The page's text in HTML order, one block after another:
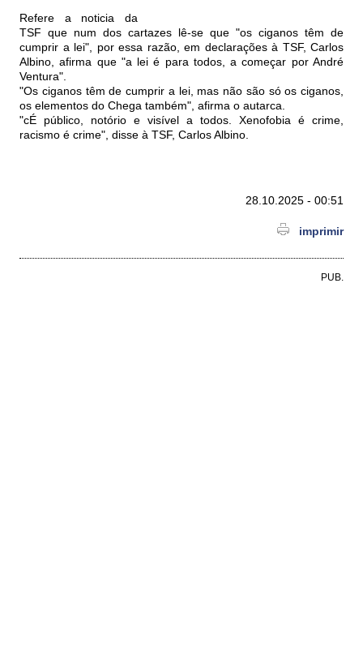
Refere a noticia da
TSF que num dos cartazes lê-se que "os ciganos têm de
cumprir a lei", por essa razão, em declarações à TSF, Carlos
Albino, afirma que "a lei é para todos, a começar por André
Ventura".
"Os ciganos têm de cumprir a lei, mas não são só os ciganos,
os elementos do Chega também", afirma o autarca.
"cÉ público, notório e visível a todos. Xenofobia é crime,
racismo é crime", disse à TSF, Carlos Albino.
28.10.2025 - 00:51
imprimir
PUB.